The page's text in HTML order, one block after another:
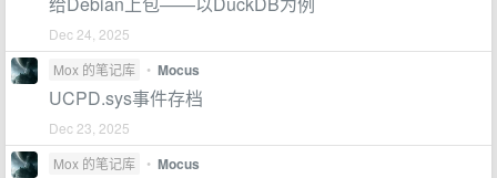
Dec 24, 2025
Mox 的笔记库
• Mocus
UCPD.sys事件存档
Dec 23, 2025
Mox 的笔记库
• Mocus